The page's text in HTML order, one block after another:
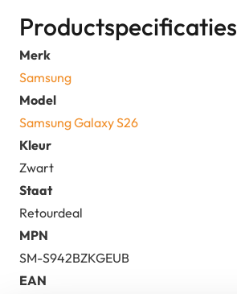
Productspecificaties
Merk
Samsung
Model
Samsung Galaxy S26
Kleur
Zwart
Staat
Retourdeal
MPN
SM-S942BZKGEUB
EAN